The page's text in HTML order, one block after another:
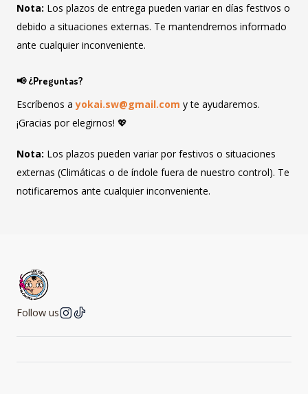
Nota: Los plazos de entrega pueden variar en días festivos o
debido a situaciones externas. Te mantendremos informado
ante cualquier inconveniente.
📢 ¿Preguntas?
Escríbenos ayokai.sw@gmail.com y te ayudaremos.
¡Gracias por elegirnos! 💖
Nota: Los plazos pueden variar por festivos o situaciones
externas (Climáticas o de índole fuera de nuestro control). Te
notificaremos ante cualquier inconveniente.
Follow us